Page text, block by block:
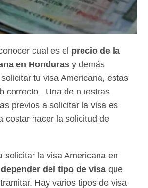
cual es el precio de la
en Hondurasy demás
tu visa Americana, estas
correcto. Una de nuestras
previos a solicitar la visa es
costar hacer la solicitud de
solicitar la visa Americana en
depender del tipo de visa que
Hay varios tipos de visa